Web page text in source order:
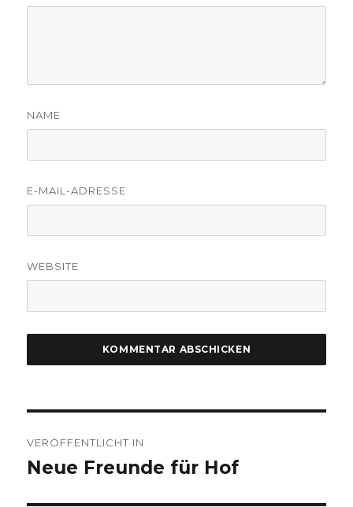
NAME
E-MAIL-ADRESSE
WEBSITE
VERÖFFENTLICHT IN
Neue Freunde für Hof